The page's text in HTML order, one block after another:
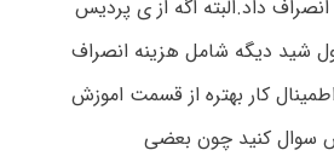
داد.البته اگه از ی پردیس
شید دیگه شامل هزینه انصراف
کار بهتره از قسمت اموزش
سوال کنید چون بعضی